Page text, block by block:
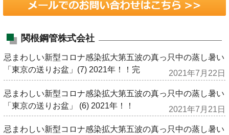
関根鋼管株式会社
忌まわしい新型コロナ感染拡大第五波の真っ只中の蒸し暑い
「東京の送りお盆」(7) 2021年！！完
2021年7月22日
忌まわしい新型コロナ感染拡大第五波の真っ只中の蒸し暑い
「東京の送りお盆」 (6) 2021年！！
2021年7月21日
忌まわしい新型コロナ感染拡大第五波の真っ只中の蒸し暑い